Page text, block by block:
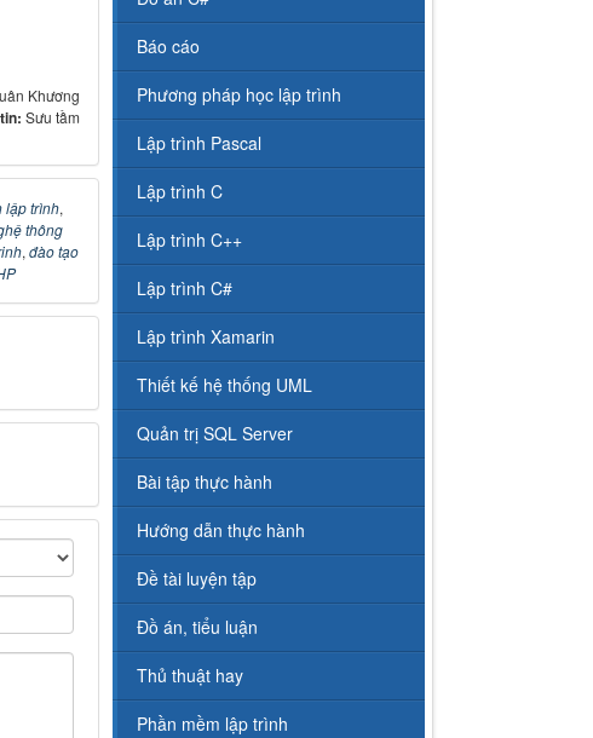
Khương
tin:Sưu tầm
lập trình,
thông
, đào tạo
Báo cáo
Phương pháp học lập trình
Lập trình Pascal
Lập trình C
Lập trình C++
Lập trình C#
Lập trình Xamarin
Thiết kế hệ thống UML
Quản trị SQL Server
Bài tập thực hành
Hướng dẫn thực hành
Đề tài luyện tập
Đồ án, tiểu luận
Thủ thuật hay
Phần mềm lập trình